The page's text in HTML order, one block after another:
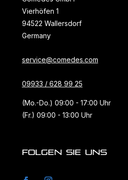
Vierhöfen 1
94522 Wallersdorf
Germany
service@comedes.com
09933 / 628 99 25
(Mo.-Do.) 09:00 - 17:00 Uhr
(Fr.) 09:00 - 13:00 Uhr
FOLGEN SIE UNS